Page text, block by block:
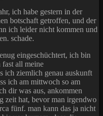
ich habe gestern in der
botschaft getroffen, und der
ich leider nicht kommen und
schade.
eingeschüchtert, ich bin
all meine
ich ziemlich genau auskunft
ich am mittwoch so am
dir was aus, ankommen
zeit hat, bevor man irgendwo
fünf. man kann das ja nicht